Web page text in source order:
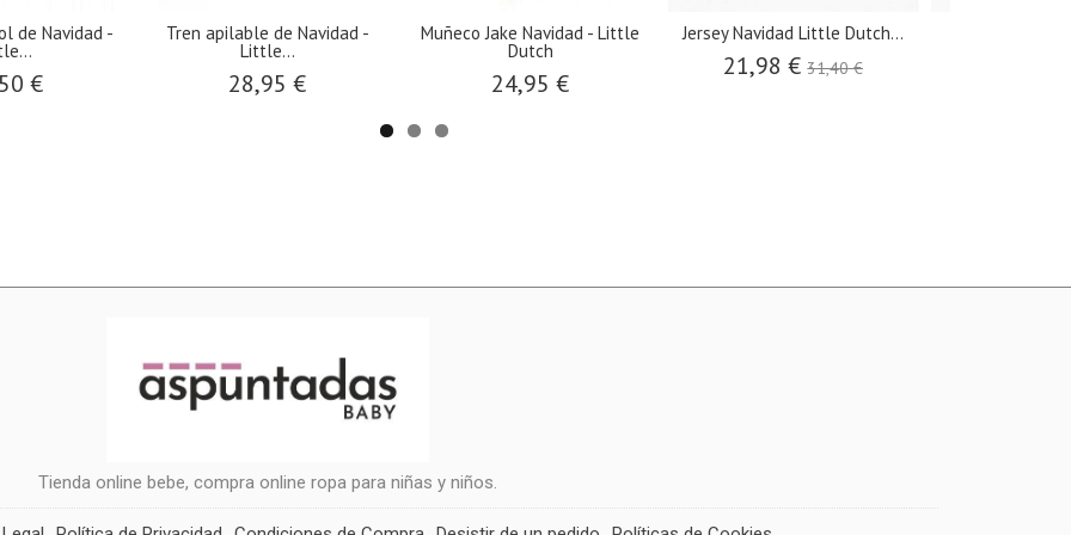
Pantalón borreguito Little
Dutch...
25,90 €
Pijama Navidad Little Dutch ​Puzle Navideño XL - Little Dutch
21,95 €
​Adhesivos de ventana
Tienda online bebe, compra online ropa para niñas y niños.